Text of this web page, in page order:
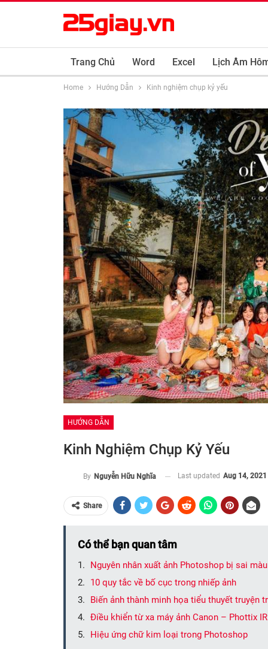
Trang Chủ Word Excel Lịch Âm
Home Hướng Dẫn Kinh nghiệm chụp kỷ yếu
HƯỚNG DẪN
Kinh Nghiệm Chụp Kỷ Yếu
By Nguyễn Hữu Nghĩa Last updated Aug 14, 2021
Share
Có thể bạn quan tâm
Nguyên nhân xuất ảnh Photoshop bị sai
10 quy tắc về bố cục trong nhiếp ảnh
Biến ảnh thành minh họa tiểu thuyết truyện
Điều khiển từ xa máy ảnh Canon – Phottix
Hiệu ứng chữ kim loại trong Photoshop